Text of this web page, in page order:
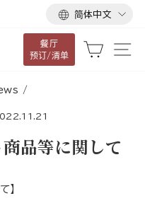
语
言
简体中文
餐厅
预订/清单
大车
/
品等に関して
】